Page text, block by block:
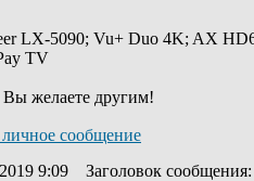
LX-5090; Vu+ Duo 4K; AX
TV
желаете другим!
9:09 Заголовок сообщения: